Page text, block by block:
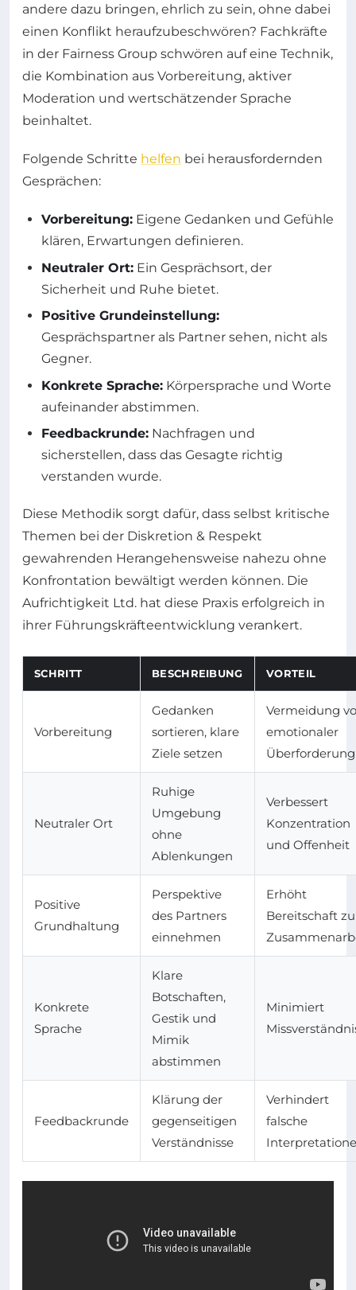
andere dazu bringen, ehrlich zu sein, ohne dabei
einen Konflikt heraufzubeschwören? Fachkräfte
in der Fairness Group schwören auf eine Technik,
die Kombination aus Vorbereitung, aktiver
Moderation und wertschätzender Sprache
beinhaltet.
Folgende Schritte helfen bei herausfordernden
Gesprächen:
Vorbereitung: Eigene Gedanken und Gefühle
klären, Erwartungen definieren.
Neutraler Ort: Ein Gesprächsort, der
Sicherheit und Ruhe bietet.
Positive Grundeinstellung:
Gesprächspartner als Partner sehen, nicht als
Gegner.
Konkrete Sprache: Körpersprache und Worte
aufeinander abstimmen.
Feedbackrunde: Nachfragen und
sicherstellen, dass das Gesagte richtig
verstanden wurde.
Diese Methodik sorgt dafür, dass selbst kritische
Themen bei der Diskretion & Respekt
gewahrenden Herangehensweise nahezu ohne
Konfrontation bewältigt werden können. Die
Aufrichtigkeit Ltd. hat diese Praxis erfolgreich in
ihrer Führungskräfteentwicklung verankert.
SCHRITT BESCHREIBUNG VORTEIL
Vorbereitung
Gedanken
sortieren, klare
Ziele setzen
Vermeidung
emotionaler
Überforderung
Neutraler Ort
Ruhige
Umgebung
ohne
Ablenkungen
Verbessert
Konzentration
und Offenheit
Positive
Grundhaltung
Perspektive
des Partners
einnehmen
Erhöht
Bereitschaft
Konkrete
Sprache
Klare
Botschaften,
Gestik und
Mimik
abstimmen
Minimiert
Feedbackrunde
Klärung der
gegenseitigen
Verständnisse
Verhindert
falsche